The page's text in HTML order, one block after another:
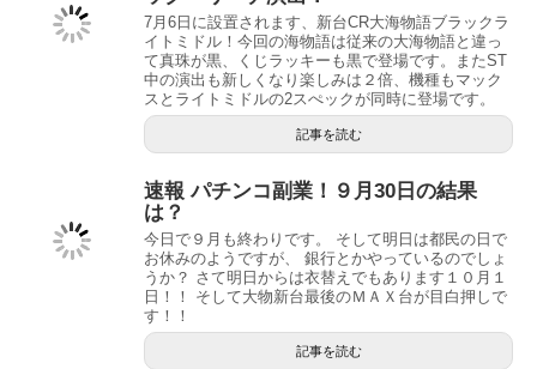
7月6日に設置されます、新台CR大海物語ブラックラ
イトミドル！今回の海物語は従来の大海物語と違っ
て真珠が黒、くじラッキーも黒で登場です。またST
中の演出も新しくなり楽しみは２倍、機種もマック
スとライトミドルの2スぺックが同時に登場です。
記事を読む
速報 パチンコ副業！９月30日の結果
は？
今日で９月も終わりです。 そして明日は都民の日で
お休みのようですが、 銀行とかやっているのでしょ
うか？ さて明日からは衣替えでもあります１０月１
日！！ そして大物新台最後のＭＡＸ台が目白押しで
す！！
記事を読む